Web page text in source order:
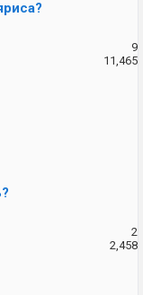
9
11,465
2
2,458